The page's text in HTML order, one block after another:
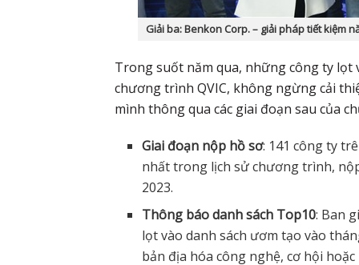
Giải ba: Benkon Corp. – giải pháp tiết kiệm
Trong suốt năm qua, những công ty
chương trình QVIC, không ngừng cải
mình thông qua các giai đoạn sau của
Giai đoạn nộp hồ sơ: 141 công ty
nhất trong lịch sử chương trình,
2023.
Thông báo danh sách Top10: Ban
lọt vào danh sách ươm tạo vào
bản địa hóa công nghệ, cơ hội